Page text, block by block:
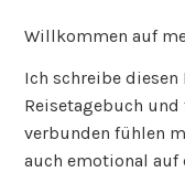
Willkommen auf
Ich schreibe
Reisetagebuch
verbunden fühlen
auch emotional auf